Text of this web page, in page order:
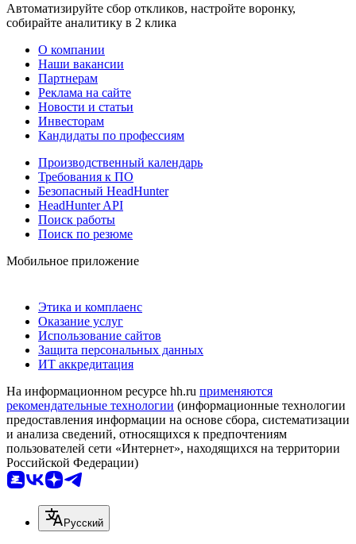
Автоматизируйте сбор откликов, настройте воронку,
собирайте аналитику в 2 клика
О компании
Наши вакансии
Партнерам
Реклама на сайте
Новости и статьи
Инвесторам
Кандидаты по профессиям
Производственный календарь
Требования к ПО
Безопасный HeadHunter
HeadHunter API
Поиск работы
Поиск по резюме
Мобильное приложение
Этика и комплаенс
Оказание услуг
Использование сайтов
Защита персональных данных
ИТ аккредитация
На информационном ресурсе hh.ru применяются
рекомендательные технологии (информационные технологии
предоставления информации на основе сбора, систематизации
и анализа сведений, относящихся к предпочтениям
пользователей сети «Интернет», находящихся на территории
Российской Федерации)
Русский